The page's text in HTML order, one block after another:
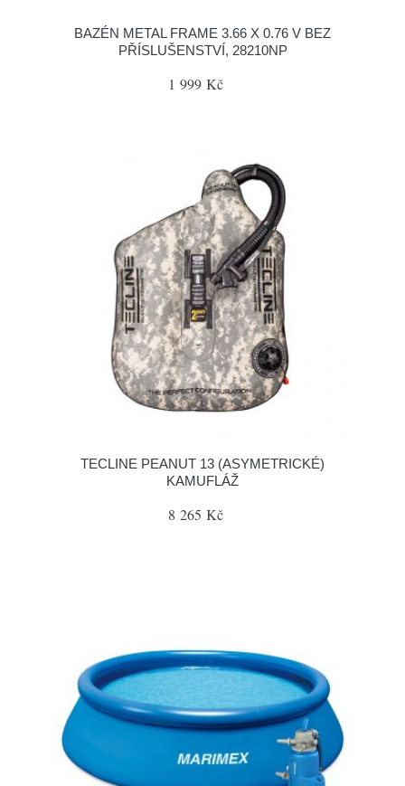
BAZÉN METAL FRAME 3.66 X 0.76 V BEZ
PŘÍSLUŠENSTVÍ, 28210NP
1 999 Kč
TECLINE PEANUT 13 (ASYMETRICKÉ)
KAMUFLÁŽ
8 265 Kč